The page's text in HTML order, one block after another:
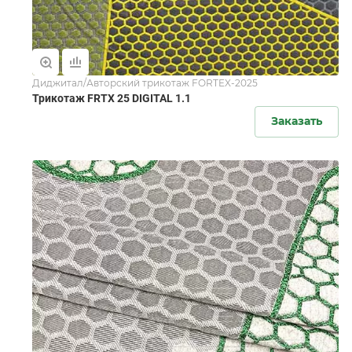
Диджитал/Авторский трикотаж FORTEX-2025
Трикотаж FRTX 25 DIGITAL 1.1
Заказать